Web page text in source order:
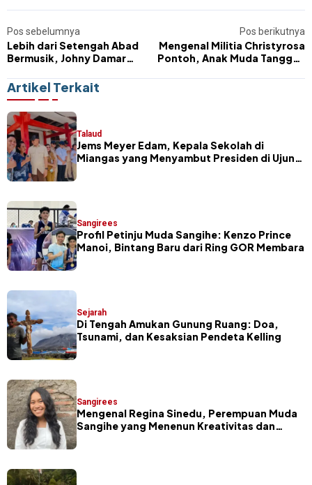
Pos sebelumnya
Lebih dari Setengah Abad
Bermusik, Johny Damar
Sangihe
Pos berikutnya
Mengenal Militia Christyrosa
Pontoh, Anak Muda Tangguh
Sawang
Artikel Terkait
Talaud
Jems Meyer Edam, Kepala Sekolah di
Miangas yang Menyambut Presiden di Ujung
Sangirees
Profil Petinju Muda Sangihe: Kenzo Prince
Manoi, Bintang Baru dari Ring GOR Membara
Sejarah
Di Tengah Amukan Gunung Ruang: Doa,
Tsunami, dan Kesaksian Pendeta Kelling
Sangirees
Mengenal Regina Sinedu, Perempuan Muda
Sangihe yang Menenun Kreativitas dan